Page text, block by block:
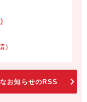
お知らせのRSS